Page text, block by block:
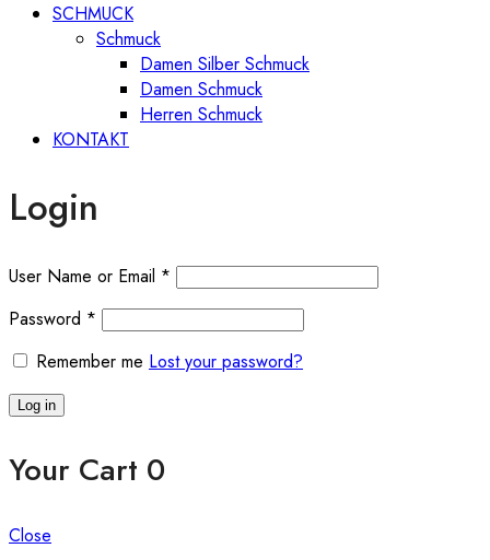
SCHMUCK
Schmuck
Damen Silber Schmuck
Damen Schmuck
Herren Schmuck
KONTAKT
Login
User Name or Email *
Password *
Remember me Lost your password?
Log in
Your Cart 0
Close